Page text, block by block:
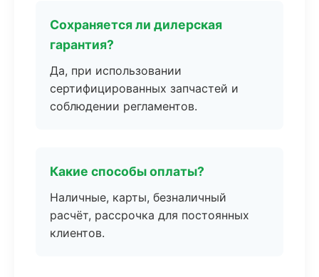
Сохраняется ли дилерская
гарантия?
Да, при использовании
сертифицированных запчастей и
соблюдении регламентов.
Какие способы оплаты?
Наличные, карты, безналичный
расчёт, рассрочка для постоянных
клиентов.